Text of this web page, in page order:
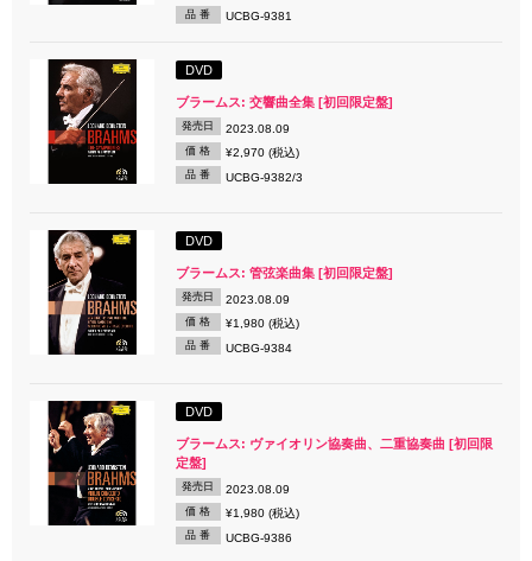
品 番 UCBG-9381
DVD
ブラームス: 交響曲全集 [初回限定盤]
発売日 2023.08.09
価 格 ¥2,970 (税込)
品 番 UCBG-9382/3
DVD
ブラームス: 管弦楽曲集 [初回限定盤]
発売日 2023.08.09
価 格 ¥1,980 (税込)
品 番 UCBG-9384
DVD
ブラームス: ヴァイオリン協奏曲、二重協奏曲 [初回限
定盤]
発売日 2023.08.09
価 格 ¥1,980 (税込)
品 番 UCBG-9386